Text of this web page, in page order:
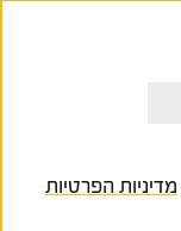
מדיניות הפרטיות